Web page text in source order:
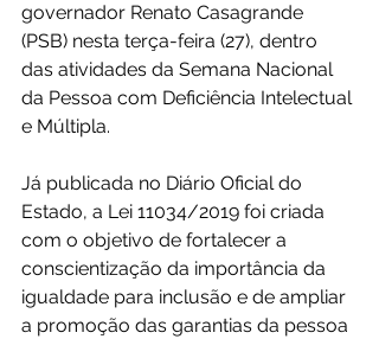
governador Renato Casagrande
(PSB) nesta terça-feira (27), dentro
das atividades da Semana Nacional
da Pessoa com Deficiência Intelectual
e Múltipla.
Já publicada no Diário Oficial do
Estado, a Lei 11034/2019 foi criada
com o objetivo de fortalecer a
conscientização da importância da
igualdade para inclusão e de ampliar
a promoção das garantias da pessoa